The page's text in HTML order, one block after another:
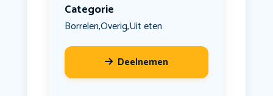
Categorie
Borrelen,Overig,Uit eten
Deelnemen